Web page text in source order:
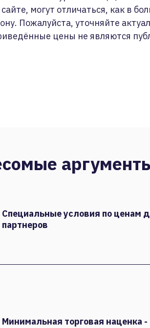
могут отличаться, как в
Пожалуйста, уточняйте
цены не являются
Специальные условия по ценам
партнеров
Минимальная торговая наценка